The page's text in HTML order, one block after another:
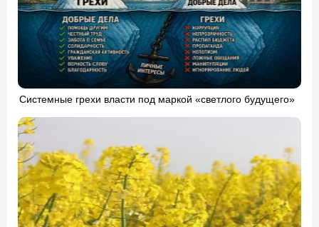
Системные грехи власти под маркой «светлого будущего»